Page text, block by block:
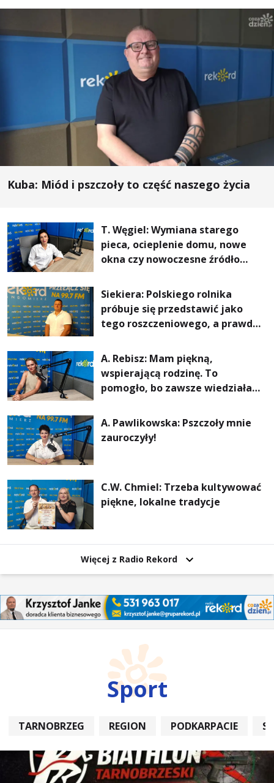
Kuba: Miód i pszczoły to część naszego życia
T. Węgiel: Wymiana starego
pieca, ocieplenie domu, nowe
okna czy nowoczesne źródło
rachunki za energię, lepszy
komfort życia i... czystsze
powietrze
Siekiera: Polskiego rolnika
próbuje się przedstawić jako
tego roszczeniowego, a prawda
A. Rebisz: Mam piękną,
wspierającą rodzinę. To
pomogło, bo zawsze wiedziałam,
najważniejsza
A. Pawlikowska: Pszczoły mnie
zauroczyły!
C.W. Chmiel: Trzeba kultywować
piękne, lokalne tradycje
Więcej z Radio Rekord
Sport
TARNOBRZEG REGION PODKARPACIE